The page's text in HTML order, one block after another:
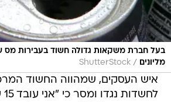
בעל חברת משקאות גדולה חשוד בעבירות מס
מליונים
/
ShutterStock
איש העסקים, שמהווה החשוד